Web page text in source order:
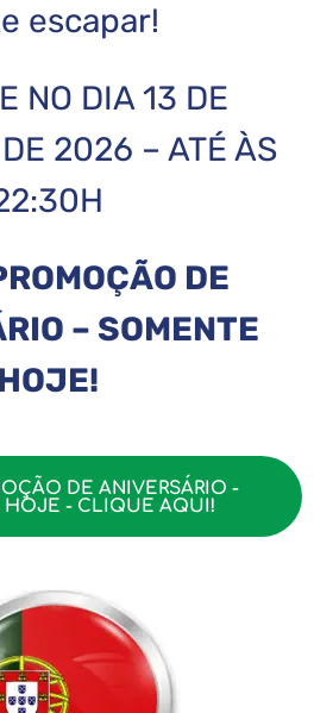
escapar!
NO DIA 13 DE
2026 – ATÉ ÀS
DE
– SOMENTE
HOJE!
DE ANIVERSÁRIO -
HOJE - CLIQUE AQUI!